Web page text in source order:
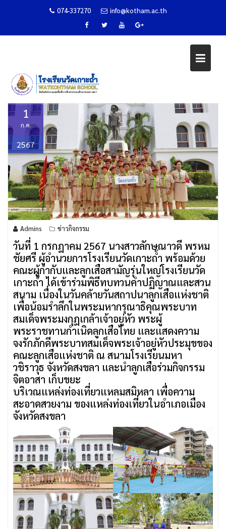
074-337270 info@kotham.ac.th
วันคล้ายวันสถาปนาลูกเสือแห่งชาติ
Home ข่าวกิจกรรม วันคล้ายวันสถาปนาลูกเสือแห่งชาติ 2567
1
ก.ค.
2567
Admins ข่าวกิจกรรม
วันที่ 1 กรกฎาคม 2567 นางสาวลักษณาวดี พรหม
ชัยศรี ผู้อำนวยการโรงเรียนวัดเกาะถ้ำ พร้อมด้วย
คณะผู้กำกับและลูกเสือสามัญรุ่นใหญ่โรงเรียนวัด
เกาะถ้ำ ได้เข้าร่วมพิธีทบทวนคำปฏิญาณและสวน
สนาม เนื่องในวันคล้ายวันสถาปนาลูกเสือแห่งชาติ
เพื่อน้อมรำลึกในพระมหากรุณาธิคุณพระบาท
สมเด็จพระมงกุฎเกล้าเจ้าอยู่หัว พระผู้
พระราชทานกำเนิดลูกเสือไทย และแสดงความ
จงรักภักดีพระบาทสมเด็จพระเจ้าอยู่หัวประมุขของ
คณะลูกเสือแห่งชาติ ณ สนามโรงเรียนมหา
วชิราวุธ จังหวัดสงขลา และนำลูกเสือร่วมกิจกรรม
จิตอาสา เก็บขยะ
บริเวณแหล่งท่องเที่ยวแหลมสมิหลา เพื่อความ
สะอาดสวยงาม ของแหล่งท่องเที่ยวในอำเภอเมือง
จังหวัดสงขลา